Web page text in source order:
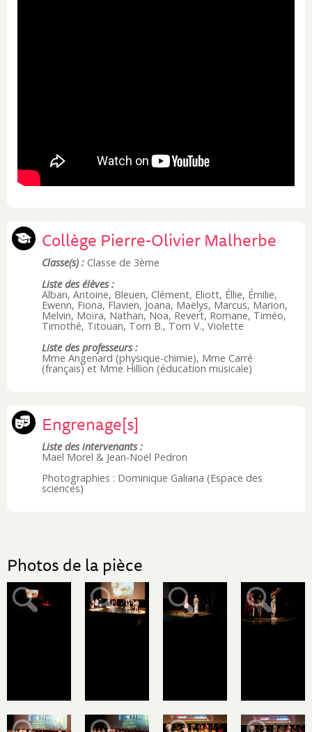
Collège Pierre-Olivier Malherbe
Classe(s) : Classe de 3ème
Liste des élèves :
Alban, Antoine, Bleuen, Clément, Eliott, Éllie, Émilie,
Ewenn, Fiona, Flavien, Joana, Maëlys, Marcus, Marion,
Melvin, Moïra, Nathan, Noa, Revert, Romane, Timéo,
Timothé, Titouan, Tom B., Tom V., Violette
Liste des professeurs :
Mme Angenard (physique-chimie), Mme Carré
(français) et Mme Hillion (éducation musicale)
Engrenage[s]
Liste des intervenants :
Maël Morel & Jean-Noël Pedron
Photographies : Dominique Galiana (Espace des
sciences)
Photos de la pièce